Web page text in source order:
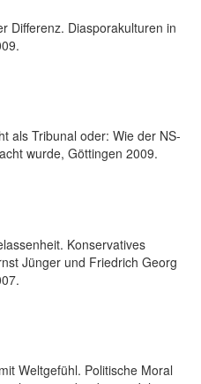
Differenz. Diasporakulturen in
als Tribunal oder: Wie der NS-
wurde, Göttingen 2009.
Konservatives
Jünger und Friedrich Georg
Weltgefühl. Politische Moral